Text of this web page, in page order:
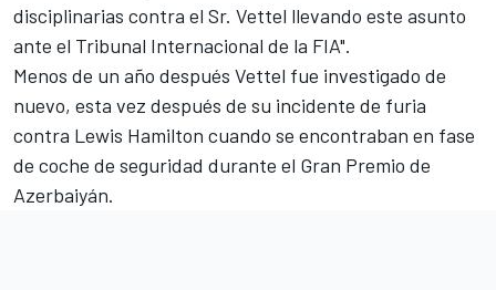
disciplinarias contra el Sr. Vettel llevando este asunto
ante el Tribunal Internacional de la FIA".
Menos de un año después Vettel fue investigado de
nuevo, esta vez después de su incidente de furia
contra Lewis Hamilton cuando se encontraban en fase
de coche de seguridad durante el Gran Premio de
Azerbaiyán.